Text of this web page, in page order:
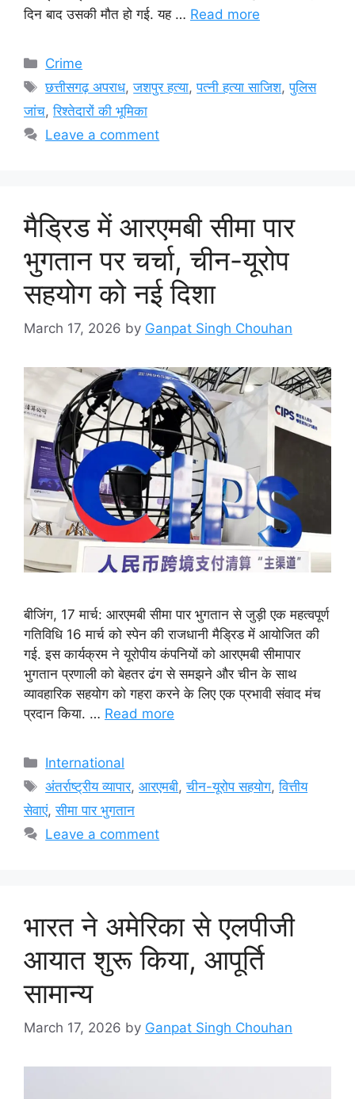
दिन बाद उसकी मौत हो गई. यह … Read more
Categories
Crime
Tags
छत्तीसगढ़ अपराध,जशपुर हत्या,पत्नी हत्या साजिश,पुलिस
जांच,रिश्तेदारों की भूमिका
Leave a comment
मैड्रिड में आरएमबी सीमा पार
भुगतान पर चर्चा, चीन-यूरोप
सहयोग को नई दिशा
March 17, 2026 by Ganpat Singh Chouhan
बीजिंग, 17 मार्च: आरएमबी सीमा पार भुगतान से जुड़ी एक महत्वपूर्ण
गतिविधि 16 मार्च को स्पेन की राजधानी मैड्रिड में आयोजित की
गई. इस कार्यक्रम ने यूरोपीय कंपनियों को आरएमबी सीमापार
भुगतान प्रणाली को बेहतर ढंग से समझने और चीन के साथ
व्यावहारिक सहयोग को गहरा करने के लिए एक प्रभावी संवाद मंच
प्रदान किया. … Read more
Categories
International
Tags
अंतर्राष्ट्रीय व्यापार,आरएमबी,चीन-यूरोप सहयोग,वित्तीय
सेवाएं,सीमा पार भुगतान
Leave a comment
भारत ने अमेरिका से एलपीजी
आयात शुरू किया, आपूर्ति
सामान्य
March 17, 2026 by Ganpat Singh Chouhan